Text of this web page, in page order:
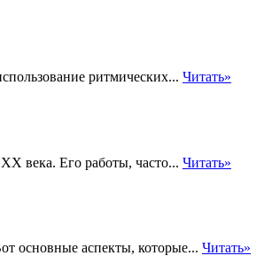
ритмических... Читать»
века. Его работы, часто... Читать»
основные аспекты, которые... Читать»